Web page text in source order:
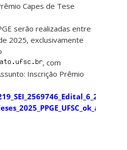
Capes de Tese
serão realizadas entre
2025, exclusivamente
, com
Inscrição Prêmio